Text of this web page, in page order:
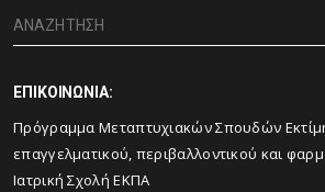
ΕΠΙΚΟΙΝΩΝΙΑ:
Πρόγραμμα Μεταπτυχιακών Σπουδών
επαγγελματικού, περιβαλλοντικού και
Ιατρική Σχολή ΕΚΠΑ